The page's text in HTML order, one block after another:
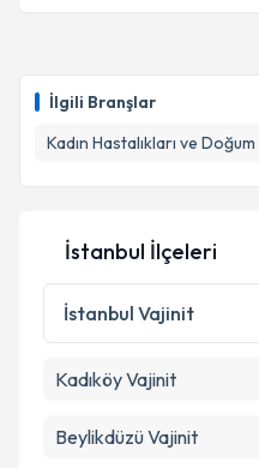
İlgili Branşlar
Kadın Hastalıkları ve Doğum
İstanbul İlçeleri
İstanbul Vajinit
KadıköyVajinit
BeylikdüzüVajinit